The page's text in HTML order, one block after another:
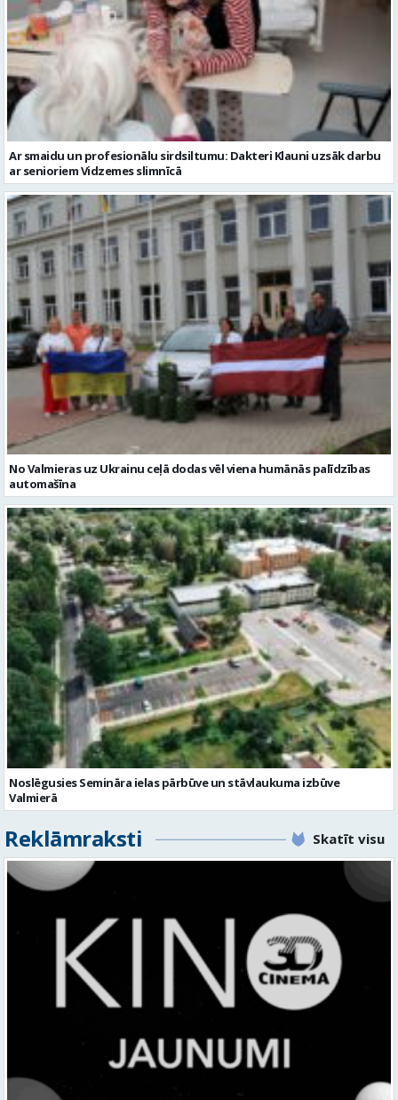
Ar smaidu un profesionālu sirdsiltumu: Dakteri Klauni uzsāk darbu
ar senioriem Vidzemes slimnīcā
No Valmieras uz Ukrainu ceļā dodas vēl viena humānās palīdzības
automašīna
Noslēgusies Semināra ielas pārbūve un stāvlaukuma izbūve
Valmierā
Reklāmraksti Skatīt visu